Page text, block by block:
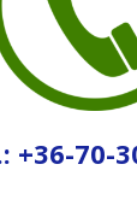
+36-70-